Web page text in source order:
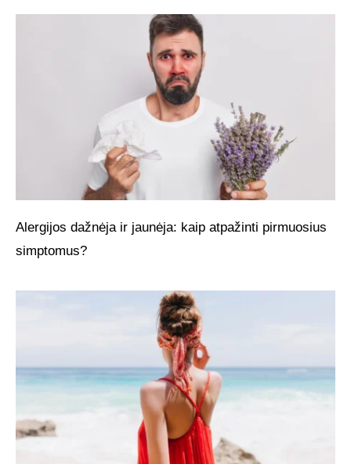
Alergijos dažnėja ir jaunėja: kaip atpažinti pirmuosius
simptomus?